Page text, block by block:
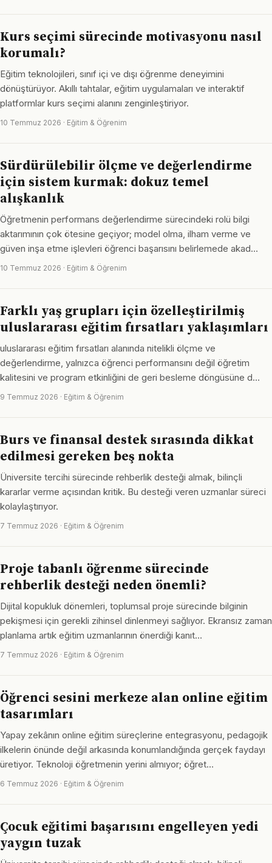
Kurs seçimi sürecinde motivasyonu nasıl
korumalı?
Eğitim teknolojileri, sınıf içi ve dışı öğrenme deneyimini
dönüştürüyor. Akıllı tahtalar, eğitim uygulamaları ve interaktif
platformlar kurs seçimi alanını zenginleştiriyor.
10 Temmuz 2026 · Eğitim & Öğrenim
Sürdürülebilir ölçme ve değerlendirme
için sistem kurmak: dokuz temel
alışkanlık
Öğretmenin performans değerlendirme sürecindeki rolü bilgi
aktarımının çok ötesine geçiyor; model olma, ilham verme ve
güven inşa etme işlevleri öğrenci başarısını belirlemede akad…
10 Temmuz 2026 · Eğitim & Öğrenim
Farklı yaş grupları için özelleştirilmiş
uluslararası eğitim fırsatları yaklaşımları
uluslararası eğitim fırsatları alanında nitelikli ölçme ve
değerlendirme, yalnızca öğrenci performansını değil öğretim
kalitesini ve program etkinliğini de geri besleme döngüsüne d…
9 Temmuz 2026 · Eğitim & Öğrenim
Burs ve finansal destek sırasında dikkat
edilmesi gereken beş nokta
Üniversite tercihi sürecinde rehberlik desteği almak, bilinçli
kararlar verme açısından kritik. Bu desteği veren uzmanlar süreci
kolaylaştırıyor.
7 Temmuz 2026 · Eğitim & Öğrenim
Proje tabanlı öğrenme sürecinde
rehberlik desteği neden önemli?
Dijital kopukluk dönemleri, toplumsal proje sürecinde bilginin
pekişmesi için gerekli zihinsel dinlenmeyi sağlıyor. Ekransız zaman
planlama artık eğitim uzmanlarının önerdiği kanıt…
7 Temmuz 2026 · Eğitim & Öğrenim
Öğrenci sesini merkeze alan online eğitim
tasarımları
Yapay zekânın online eğitim süreçlerine entegrasyonu, pedagojik
ilkelerin önünde değil arkasında konumlandığında gerçek faydayı
üretiyor. Teknoloji öğretmenin yerini almıyor; öğret…
6 Temmuz 2026 · Eğitim & Öğrenim
Çocuk eğitimi başarısını engelleyen yedi
yaygın tuzak